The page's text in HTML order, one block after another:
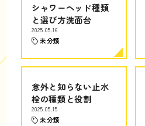
シャワーヘッド種類
と選び方洗面台
2025.05.16
未分類
意外と知らない止水
栓の種類と役割
2025.05.15
未分類